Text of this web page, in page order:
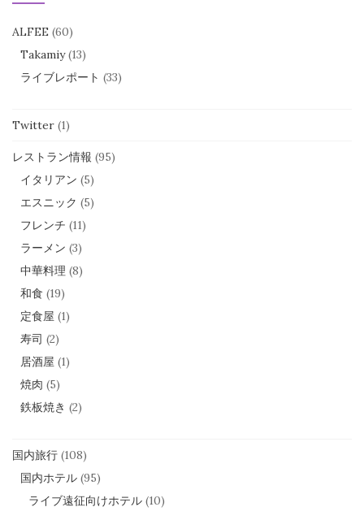
ブ
ALFEE (60)
Takamiy(13)
ライブレポート (33)
Twitter (1)
レストラン情報 (95)
イタリアン (5)
エスニック (5)
フレンチ (11)
ラーメン (3)
中華料理 (8)
和食 (19)
定食屋 (1)
寿司 (2)
居酒屋 (1)
焼肉 (5)
鉄板焼き (2)
国内旅行 (108)
国内ホテル (95)
ライブ遠征向けホテル (10)